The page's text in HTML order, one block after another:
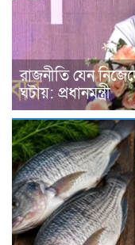
রাজনীতি যেন
ঘটায়: প্রধানমন্ত্রী